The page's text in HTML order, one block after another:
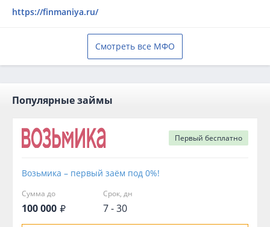
https://finmaniya.ru/
Смотреть все МФО
Популярные займы
Первый бесплатно
Возьмика – первый заём под 0%!
Сумма до
100 000
Срок, дн
7 - 30